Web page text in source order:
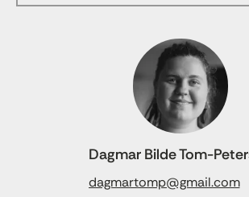
Dagmar Bilde Tom-
dagmartomp@gmail.com